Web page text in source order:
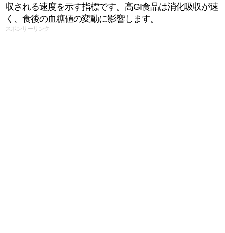
収される速度を示す指標です。高GI食品は消化吸収が速
く、食後の血糖値の変動に影響します。
スポンサーリンク